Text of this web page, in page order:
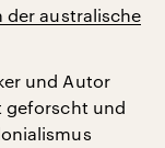
der australische
und Autor
geforscht und